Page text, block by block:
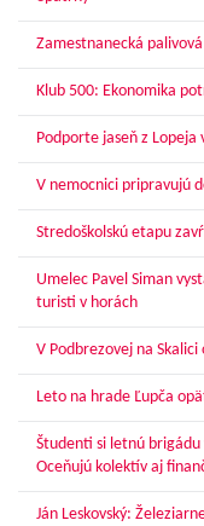
Zamestnanecká palivová
Klub 500: Ekonomika
Podporte jaseň z
V nemocnici pripravujú
Stredoškolskú etapu
Umelec Pavel Siman
turisti v horách
V Podbrezovej na
Leto na hrade Ľupča
Študenti si letnú
Oceňujú kolektív aj
Ján Leskovský: